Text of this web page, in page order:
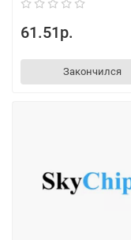
61.51р.
Закончился